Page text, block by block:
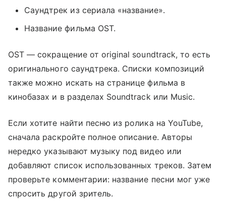
Саундтрек из сериала «название».
Название фильма OST.
OST — сокращение от original soundtrack, то есть
оригинального саундтрека. Списки композиций
также можно искать на странице фильма в
кинобазах и в разделах Soundtrack или Music.
Если хотите найти песню из ролика на YouTube,
сначала раскройте полное описание. Авторы
нередко указывают музыку под видео или
добавляют список использованных треков. Затем
проверьте комментарии: название песни мог уже
спросить другой зритель.